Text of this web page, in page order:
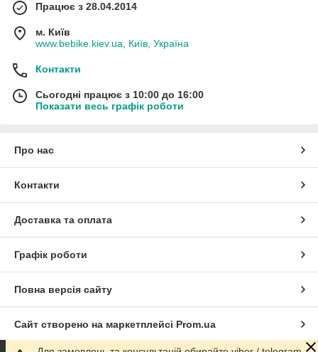
Працює з 28.04.2014
м. Київ
www.bebike.kiev.ua, Київ, Україна
Контакти
Сьогодні працює з 10:00 до 16:00
Показати весь графік роботи
Про нас
Контакти
Доставка та оплата
Графік роботи
Повна версія сайту
Сайт створено на маркетплейсі Prom.ua